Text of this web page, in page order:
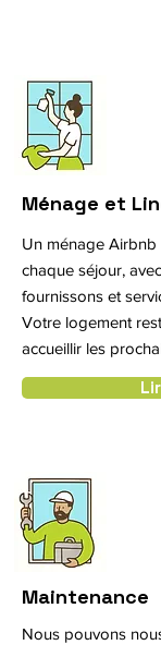
Ménage et
Un ménage
chaque séjour,
fournissons et
Votre logement
accueillir les
Maintenance
Nous pouvons